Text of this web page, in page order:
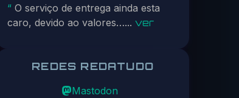
“O serviço de entrega ainda esta
caro, devido ao valores…... ver
REDES REDATUDO
Mastodon